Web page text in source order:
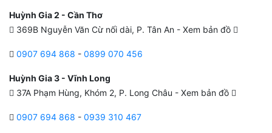
Huỳnh Gia 2 - Cần Thơ
369B Nguyễn Văn Cừ nối dài, P. Tân An - Xem bản đồ
0907 694 868 - 0899 070 456
Huỳnh Gia 3 - Vĩnh Long
37A Phạm Hùng, Khóm 2, P. Long Châu - Xem bản đồ
0907 694 868 - 0939 310 467